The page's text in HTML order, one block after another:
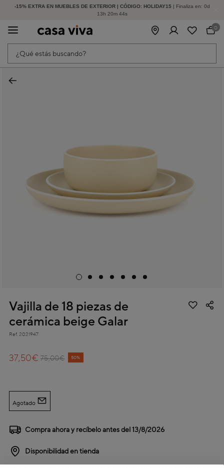
-15% EXTRA EN MUEBLES DE EXTERIOR | CÓDIGO: HOLIDAY15 | Finaliza en: 0d
13h 20m 44s
HASTA -60% DE DESCUENTO | SEGUNDAS REBAJAS
¿Qué estás buscando?
0
Vajilla de 18 piezas de
cerámica beige Galar
Ref. 2021947
Price reduced from
75,00€
to 50%
37,50€
Agotado
Compra ahora y recíbelo antes del13/8/2026
Disponibilidad en tienda